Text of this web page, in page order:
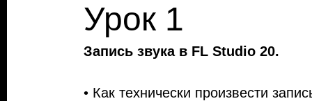
Запись звука в FL Studio 20.
• Как технически произвести
Урок 1